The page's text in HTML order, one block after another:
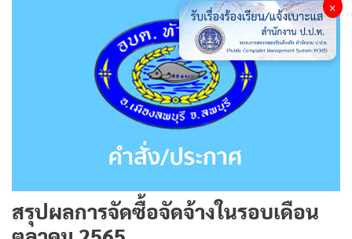
สรุปผลการจัดซื้อจัดจ้างในรอบเดือน
×